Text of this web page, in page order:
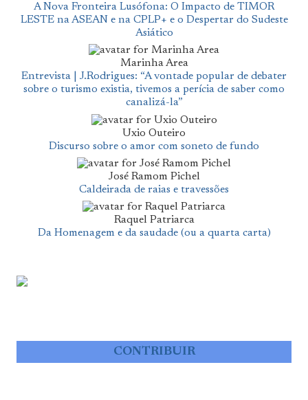
A Nova Fronteira Lusófona: O Impacto de TIMOR
LESTE na ASEAN e na CPLP+ e o Despertar do Sudeste
Asiático
Marinha Area
Entrevista | J.Rodrigues: “A vontade popular de debater
sobre o turismo existia, tivemos a perícia de saber como
canalizá-la”
Uxio Outeiro
Discurso sobre o amor com soneto de fundo
José Ramom Pichel
Caldeirada de raias e travessões
Raquel Patriarca
Da Homenagem e da saudade (ou a quarta carta)
CONTRIBUIR